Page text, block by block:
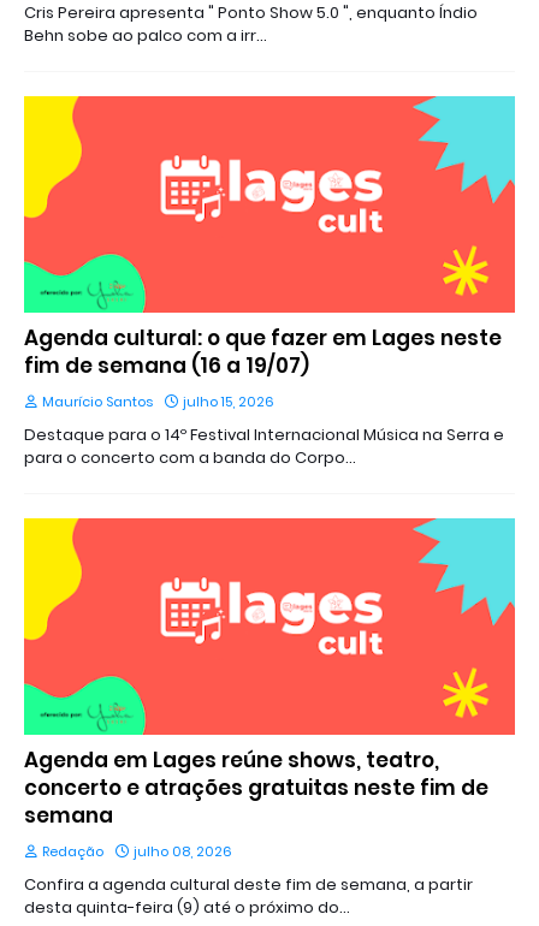
Cris Pereira apresenta " Ponto Show 5.0 ", enquanto Índio
Behn sobe ao palco com a irr…
Agenda cultural: o que fazer em Lages neste
fim de semana (16 a 19/07)
Maurício Santos julho 15, 2026
Destaque para o 14º Festival Internacional Música na Serra e
para o concerto com a banda do Corpo…
Agenda em Lages reúne shows, teatro,
concerto e atrações gratuitas neste fim de
semana
Redação julho 08, 2026
Confira a agenda cultural deste fim de semana, a partir
desta quinta-feira (9) até o próximo do…